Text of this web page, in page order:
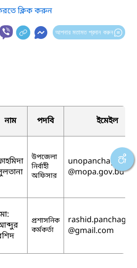
ক্লিক করুন
আপনার মতামত প্রদান করুন
নাম পদবি ইমেইল
উপজেলা
নির্বাহী
অফিসার
unopanchagarh
@mopa.gov.bd
প্রশাসনিক
কর্মকর্তা
@gmail.com